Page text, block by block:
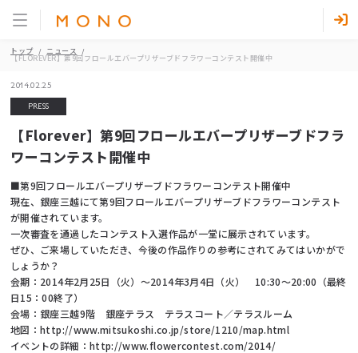
トップ ニュース
【FLOREVER】第9回フロールエバープリザーブドフラワーコンテスト開催中
2014.02.25
PRESS
【Florever】第9回フロールエバープリザーブドフラ
ワーコンテスト開催中
■第9回フロールエバープリザーブドフラワーコンテスト開催中
現在、銀座三越にて第9回フロールエバープリザーブドフラワーコンテスト
が開催されています。
一次審査を通過したコンテスト入選作品が一堂に展示されています。
ぜひ、ご来場していただき、今後の作品作りの参考にされてみてはいかがで
しょうか？
会期：2014年2月25日（火）～2014年3月4日（火） 10:30～20:00（最終
日15：00終了）
会場：銀座三越9階 銀座テラス テラスコート／テラスルーム
地図：http://www.mitsukoshi.co.jp/store/1210/map.html
イベントの詳細：http://www.flowercontest.com/2014/